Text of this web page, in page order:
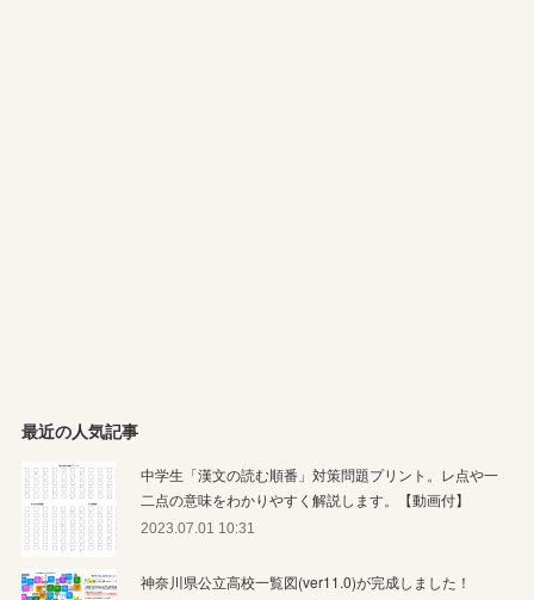
最近の人気記事
中学生「漢文の読む順番」対策問題プリント。レ点や一
二点の意味をわかりやすく解説します。【動画付】
2023.07.01 10:31
神奈川県公立高校一覧図(ver11.0)が完成しました！